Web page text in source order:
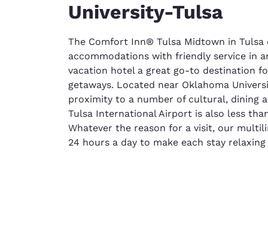
University-Tulsa
The Comfort Inn® Tulsa Midtown in Tulsa
accommodations with friendly service in
vacation hotel a great go-to destination
getaways. Located near Oklahoma
proximity to a number of cultural, dining
Tulsa International Airport is also less
Whatever the reason for a visit, our
24 hours a day to make each stay